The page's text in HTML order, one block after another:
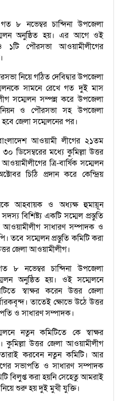
৮ নভেম্বর চান্দিনা উপজেলা
অনুষ্ঠিত হয়। এর আগে ওই
পৌরসভা আওয়ামীলীগের
নিয়ে গঠিত দেবিদ্বার উপজেলা
সামনে রেখে গত দুই মাস
সম্মেলন সম্পন্ন করে উপজেলা
ও পৌরসভা সহ উপজেলা
জেলা সম্মেলনের পর।
আওয়ামী লীগের ২১তম
ডিসেম্বরের মধ্যে কুমিল্লা উত্তর
ত্রি-বার্ষিক সম্মেলন
চিঠি প্রদান করে কেন্দ্রিয়
আহবায়ক ও অধ্যক্ষ হুমায়ূন
বিশিষ্ট্য একটি সম্মেল প্রস্তুতি
আওয়ামীলীগ সাধারণ সম্পাদক ও
তবে সম্মেলন প্রস্তুতি কমিটি করা
জেলা আওয়ামীলীগ।
৮ নভেম্বর চান্দিনা উপজেলা
অনুষ্ঠিত হয়। ওই সম্মেলনে
স্বাক্ষর করেন উত্তর জেলা
তাতেই ক্ষোভে উঠে উত্তর
ও সাধারণ সম্পাদক।
নতুন কমিটিতে কে স্বাক্ষর
কুমিল্লা উত্তর জেলা আওয়ামীলীগ
তারাই করবেন নতুন কমিটি। আর
সভাপতি ও সাধারণ সম্পাদক
বিলুপ্ত করা হয়নি সেহেতু আমরাই
শুরু হয় দুই মুখী যুক্তি।